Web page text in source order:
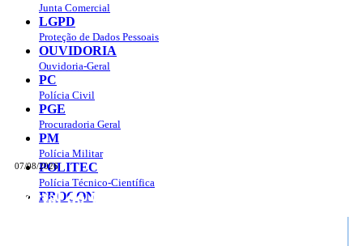
07/08/2026
Portal do Governo do
Junta Comercial
LGPD
Proteção de Dados Pessoais
OUVIDORIA
Ouvidoria-Geral
PC
Polícia Civil
PGE
Procuradoria Geral
PM
Polícia Militar
POLITEC
Polícia Técnico-Científica
PROCON